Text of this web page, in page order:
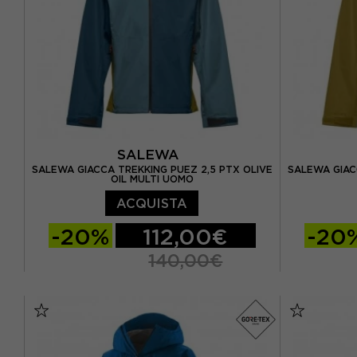
SALEWA
SALEWA GIACCA TREKKING PUEZ 2,5 PTX OLIVE
OIL MULTI UOMO
EUR 52
ACQUISTA
-20% 112,00€
140,00€
SALEWA
-